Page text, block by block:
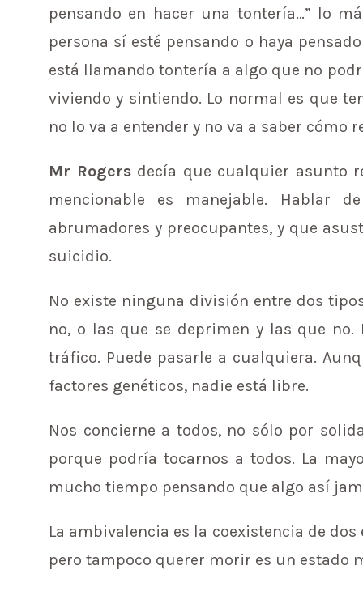
pensando en hacer una tontería…” lo
persona sí esté pensando o haya
está llamando tontería a algo que no
viviendo y sintiendo. Lo normal es que
no lo va a entender y no va a saber cómo
Mr Rogersdecía que cualquier asunto
mencionable es manejable. Hablar
abrumadores y preocupantes, y que
suicidio.
No existe ninguna división entre dos
no, o las que se deprimen y las que
tráfico. Puede pasarle a cualquiera.
factores genéticos, nadie está libre.
Nos concierne a todos, no sólo por
porque podría tocarnos a todos. La
mucho tiempo pensando que algo así
La ambivalencia es la coexistencia de
pero tampoco querer morir es un estado